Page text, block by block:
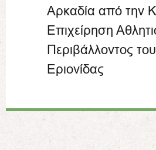
Αρκαδία από την
Επιχείρηση
Περιβάλλοντος
Εριονίδας